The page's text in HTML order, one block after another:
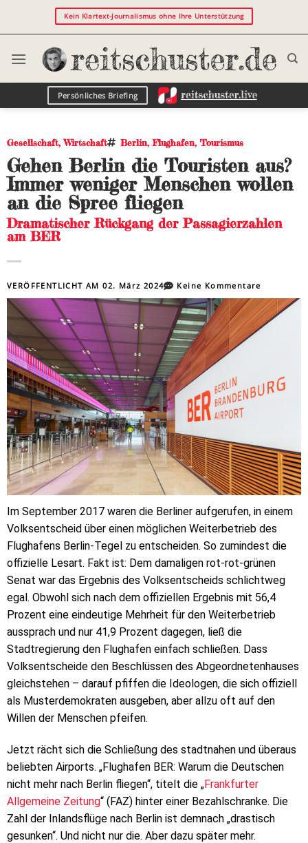
Kein Klartext-Journalismus ohne Ihre Unterstützung
Persönliches Briefing
Gesellschaft,Wirtschaft Berlin,Flughafen, Tourismus
Gehen Berlin die Touristen aus?
Immer weniger Menschen wollen
an die Spree fliegen
Dramatischer Rückgang der Passagierzahlen
am BER
VERÖFFENTLICHT AM02. März 2024 Keine Kommentare
Im September 2017 waren die Berliner aufgerufen, in einem
Volksentscheid über einen möglichen Weiterbetrieb des
Flughafens Berlin-Tegel zu entscheiden. So zumindest die
offizielle Lesart. Fakt ist: Dem damaligen rot-rot-grünen
Senat war das Ergebnis des Volksentscheids schlichtweg
egal. Obwohl sich nach dem offiziellen Ergebnis mit 56,4
Prozent eine eindeutige Mehrheit für den Weiterbetrieb
aussprach und nur 41,9 Prozent dagegen, ließ die
Stadtregierung den Flughafen einfach schließen. Dass
Volksentscheide den Beschlüssen des Abgeordnetenhauses
gleichstehen – darauf pfiffen die Ideologen, die sich offiziell
als Musterdemokraten ausgeben, aber allzu oft auf den
Willen der Menschen pfeifen.
Jetzt rächt sich die Schließung des stadtnahen und überaus
beliebten Airports. „Flughafen BER: Warum die Deutschen
nicht mehr nach Berlin fliegen“, titelt die „Frankfurter
Allgemeine Zeitung“ (FAZ) hinter einer Bezahlschranke. Die
Zahl der Inlandsflüge nach Berlin ist demnach „drastisch
gesunken“. Und nicht nur die. Aber dazu später mehr.